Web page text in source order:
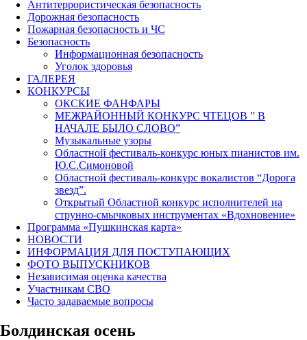
Антитеррористическая безопасность
Дорожная безопасность
Пожарная безопасность и ЧС
Безопасность
Информационная безопасность
Уголок здоровья
ГАЛЕРЕЯ
КОНКУРСЫ
ОКСКИЕ ФАНФАРЫ
МЕЖРАЙОННЫЙ КОНКУРС ЧТЕЦОВ ” В
НАЧАЛЕ БЫЛО СЛОВО”
Музыкальные узоры
Областной фестиваль-конкурс юных пианистов им.
Ю.С.Симоновой
Областной фестиваль-конкурс вокалистов “Дорога
звезд”.
Открытый Областной конкурс исполнителей на
струнно-смычковых инструментах «Вдохновение»
Программа «Пушкинская карта»
НОВОСТИ
ИНФОРМАЦИЯ ДЛЯ ПОСТУПАЮЩИХ
ФОТО ВЫПУСКНИКОВ
Независимая оценка качества
Участникам СВО
Часто задаваемые вопросы
Болдинская осень